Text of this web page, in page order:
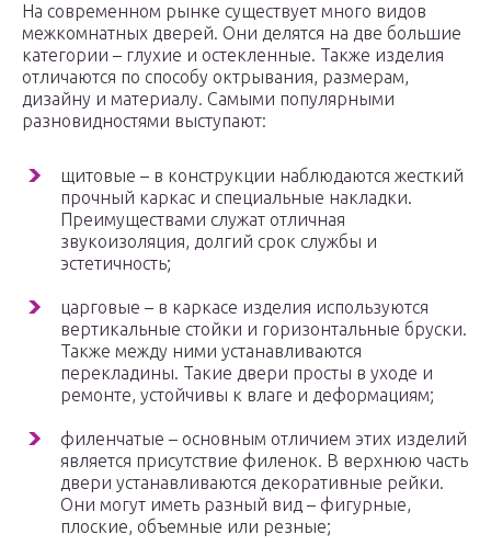
На современном рынке существует много видов
межкомнатных дверей. Они делятся на две большие
категории – глухие и остекленные. Также изделия
отличаются по способу октрывания, размерам,
дизайну и материалу. Самыми популярными
разновидностями выступают:
щитовые – в конструкции наблюдаются жесткий
прочный каркас и специальные накладки.
Преимуществами служат отличная
звукоизоляция, долгий срок службы и
эстетичность;
царговые – в каркасе изделия используются
вертикальные стойки и горизонтальные бруски.
Также между ними устанавливаются
перекладины. Такие двери просты в уходе и
ремонте, устойчивы к влаге и деформациям;
филенчатые – основным отличием этих изделий
является присутствие филенок. В верхнюю часть
двери устанавливаются декоративные рейки.
Они могут иметь разный вид – фигурные,
плоские, объемные или резные;